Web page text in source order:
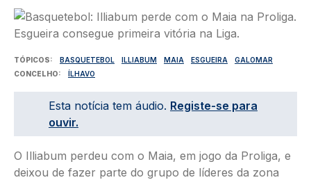
Imagem
TÓPICOS BASQUETEBOL ILLIABUM MAIA ESGUEIRA
GALOMAR
CONCELHO
ÍLHAVO
Esta notícia tem áudio. Registe-se para
ouvir.
O Illiabum perdeu com o Maia, em jogo da Proliga, e
deixou de fazer parte do grupo de líderes da zona